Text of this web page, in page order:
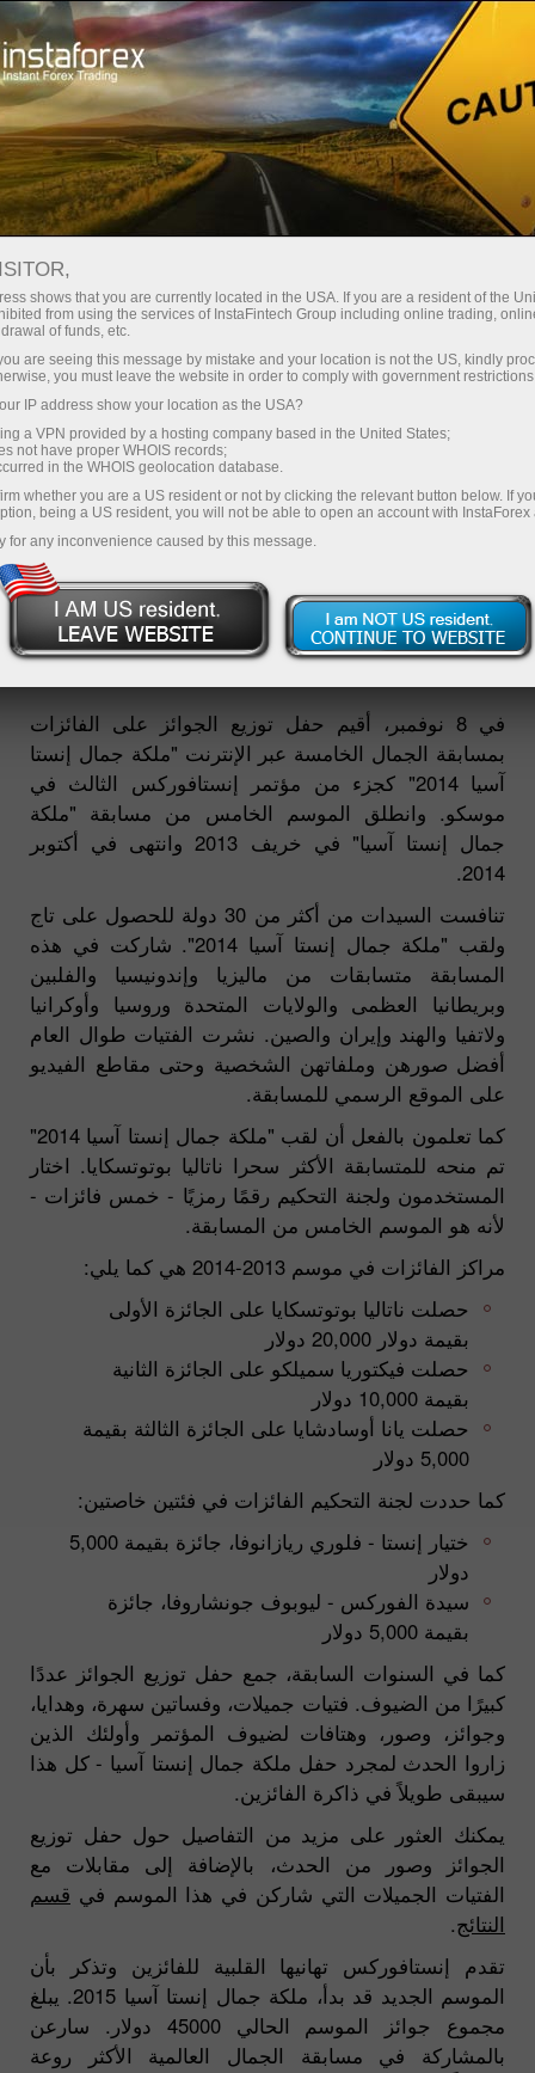
المسابقات
Miss InstaForex
مسابقة الجمال "ملكة جمال إنستا آسيا 2014"
مسابقة الجمال "ملكة جمال إنستا
آسيا 2014"
فتح حساب تداول
فتح حساب تجريبي
تم منح الجوائز للفائزات بمسابقة "ملكة
جمال إنستا آسيا 2014" في موسكو
في 8 نوفمبر، أقيم حفل توزيع الجوائز على الفائزات
بمسابقة الجمال الخامسة عبر الإنترنت "ملكة جمال إنستا
آسيا 2014" كجزء من مؤتمر إنستافوركس الثالث في
موسكو. وانطلق الموسم الخامس من مسابقة "ملكة
جمال إنستا آسيا" في خريف 2013 وانتهى في أكتوبر
2014.
تنافست السيدات من أكثر من 30 دولة للحصول على تاج
ولقب "ملكة جمال إنستا آسيا 2014". شاركت في هذه
المسابقة متسابقات من ماليزيا وإندونيسيا والفلبين
وبريطانيا العظمى والولايات المتحدة وروسيا وأوكرانيا
ولاتفيا والهند وإيران والصين. نشرت الفتيات طوال العام
أفضل صورهن وملفاتهن الشخصية وحتى مقاطع الفيديو
على الموقع الرسمي للمسابقة.
كما تعلمون بالفعل أن لقب "ملكة جمال إنستا آسيا 2014"
تم منحه للمتسابقة الأكثر سحرا ناتاليا بوتوتسكايا. اختار
المستخدمون ولجنة التحكيم رقمًا رمزيًا - خمس فائزات -
لأنه هو الموسم الخامس من المسابقة.
مراكز الفائزات في موسم 2013-2014 هي كما يلي:
حصلت ناتاليا بوتوتسكايا على الجائزة الأولى
بقيمة دولار 20,000 دولار
حصلت فيكتوريا سميلكو على الجائزة الثانية
بقيمة 10,000 دولار
حصلت يانا أوسادشايا على الجائزة الثالثة بقيمة
5,000 دولار
كما حددت لجنة التحكيم الفائزات في فئتين خاصتين:
ختيار إنستا - فلوري ريازانوفا، جائزة بقيمة 5,000
دولار
سيدة الفوركس - ليوبوف جونشاروفا، جائزة
بقيمة 5,000 دولار
كما في السنوات السابقة، جمع حفل توزيع الجوائز عددًا
كبيرًا من الضيوف. فتيات جميلات، وفساتين سهرة، وهدايا،
وجوائز، وصور، وهتافات لضيوف المؤتمر وأولئك الذين
زاروا الحدث لمجرد حفل ملكة جمال إنستا آسيا - كل هذا
سيبقى طويلاً في ذاكرة الفائزين.
يمكنك العثور على مزيد من التفاصيل حول حفل توزيع
الجوائز وصور من الحدث، بالإضافة إلى مقابلات مع
الفتيات الجميلات التي شاركن في هذا الموسم في قسم
النتائج.
تقدم إنستافوركس تهانيها القلبية للفائزين وتذكر بأن
الموسم الجديد قد بدأ، ملكة جمال إنستا آسيا 2015. يبلغ
مجموع جوائز الموسم الحالي 45000 دولار. سارعن
بالمشاركة في مسابقة الجمال العالمية الأكثر روعة
shows that you are currently located in the USA. If you are a resident of the
from using the services of InstaFintech Group including online trading,
of funds, etc.
are seeing this message by mistake and your location is not the US, kindly
you must leave the website in order to comply with government
IP address show your location as the USA?
a VPN provided by a hosting company based in the United States;
not have proper WHOIS records;
in the WHOIS geolocation database.
whether you are a US resident or not by clicking the relevant button below. If
being a US resident, you will not be able to open an account with InstaForex
for any inconvenience caused by this message.